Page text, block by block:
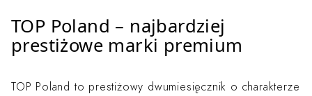
TOP Poland – najbardziej
prestiżowe marki premium
TOP Poland to prestiżowy dwumiesięcznik o charakterze